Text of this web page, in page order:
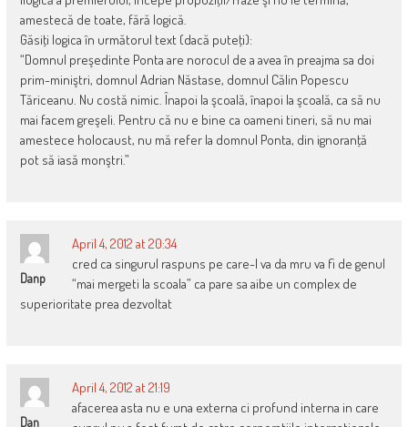
amestecă de toate, fără logică.
Găsiţi logica în următorul text (dacă puteţi):
“Domnul preşedinte Ponta are norocul de a avea în preajma sa doi
prim-miniştri, domnul Adrian Năstase, domnul Călin Popescu
Tăriceanu. Nu costă nimic. Înapoi la şcoală, înapoi la şcoală, ca să nu
mai facem greşeli. Pentru că nu e bine ca oameni tineri, să nu mai
amestece holocaust, nu mă refer la domnul Ponta, din ignoranţă
pot să iasă monştri.”
Danp
April 4, 2012 at 20:34
cred ca singurul raspuns pe care-l va da mru va fi de genul
“mai mergeti la scoala” ca pare sa aibe un complex de
superioritate prea dezvoltat
Dan
April 4, 2012 at 21:19
afacerea asta nu e una externa ci profund interna in care